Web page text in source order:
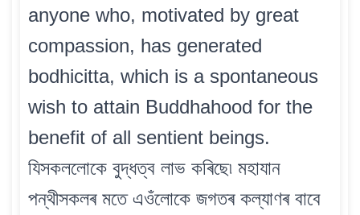
anyone who, motivated by great
compassion, has generated
bodhicitta, which is a spontaneous
wish to attain Buddhahood for the
benefit of all sentient beings.
যিসকললোকে বুদ্ধত্ব লাভ কৰিছে৷ মহাযান
পন্থীসকলৰ মতে এওঁলোকে জগতৰ কল্যাণৰ বাবে